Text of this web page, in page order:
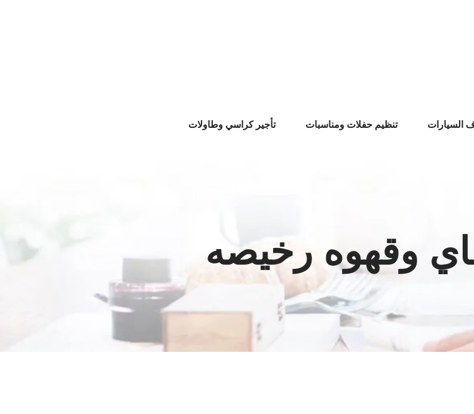
السيارات تنظيم حفلات ومناسبات تأجير كراسي وطاولات
وقهوه رخيصه